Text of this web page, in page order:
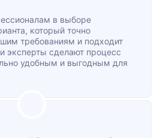
в выборе
который точно
требованиям и подходит
эксперты сделают процесс
удобным и выгодным для